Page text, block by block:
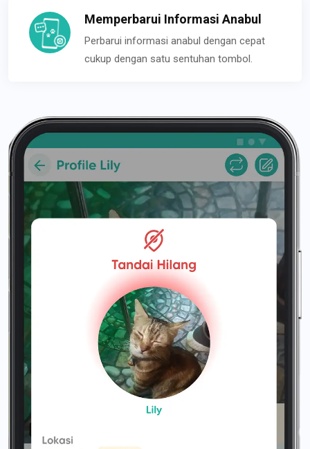
Memperbarui Informasi Anabul
Perbarui informasi anabul dengan cepat
cukup dengan satu sentuhan tombol.